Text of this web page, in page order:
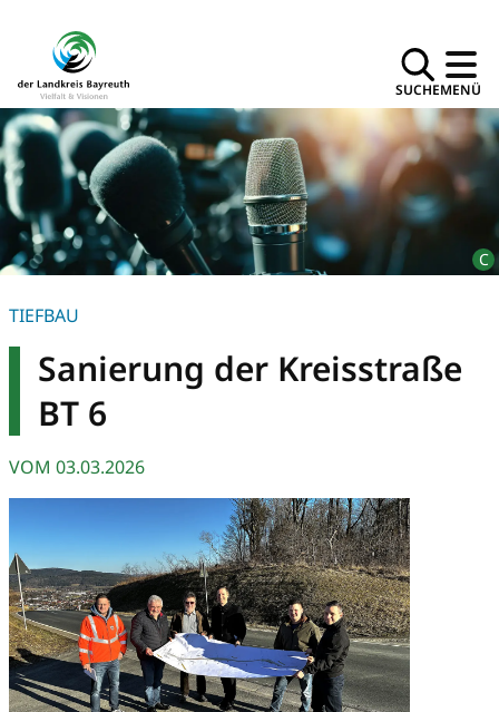
SUCHEMENÜ
TIEFBAU
Sanierung der Kreisstraße
BT 6
VOM 03.03.2026